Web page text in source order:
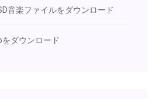
音楽ファイルをダウンロード
ダウンロード